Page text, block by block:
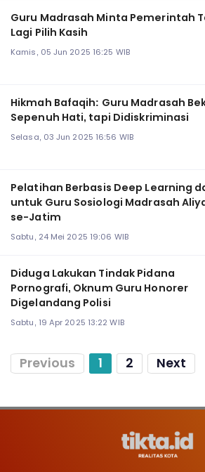
Guru Madrasah Minta Pemerintah
Lagi Pilih Kasih
Kamis, 05 Jun 2025 16:25 WIB
Hikmah Bafaqih: Guru Madrasah
Sepenuh Hati, tapi Didiskriminasi
Selasa, 03 Jun 2025 16:56 WIB
Pelatihan Berbasis Deep Learning
untuk Guru Sosiologi Madrasah
se-Jatim
Sabtu, 24 Mei 2025 19:06 WIB
Diduga Lakukan Tindak Pidana
Pornografi, Oknum Guru Honorer
Digelandang Polisi
Sabtu, 19 Apr 2025 13:22 WIB
Previous 1 2 Next